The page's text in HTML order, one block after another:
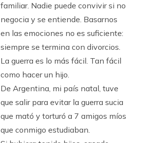
familiar. Nadie puede convivir si no
negocia y se entiende. Basarnos
en las emociones no es suficiente:
siempre se termina con divorcios.
La guerra es lo más fácil. Tan fácil
como hacer un hijo.
De Argentina, mi país natal, tuve
que salir para evitar la guerra sucia
que mató y torturó a 7 amigos míos
que conmigo estudiaban.